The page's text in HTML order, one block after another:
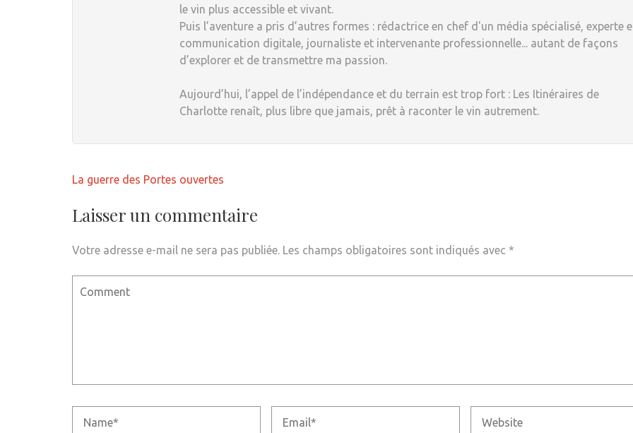
le vin plus accessible et vivant.
Puis l’aventure a pris d’autres formes : rédactrice en chef d'un média spécialisé, experte
communication digitale, journaliste et intervenante professionnelle... autant de façons
d’explorer et de transmettre ma passion.
Aujourd’hui, l’appel de l’indépendance et du terrain est trop fort : Les Itinéraires de
Charlotte renaît, plus libre que jamais, prêt à raconter le vin autrement.
Navigation
l’article
La guerre des Portes ouvertes
Laisser un commentaire
Votre adresse e-mail ne sera pas publiée. Les champs obligatoires sont indiqués avec *